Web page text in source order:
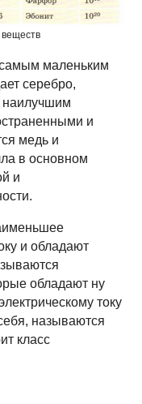
маленьким
серебро,
наилучшим
и
медь и
в основном
и
и обладают
обладают ну
току
называются
класс